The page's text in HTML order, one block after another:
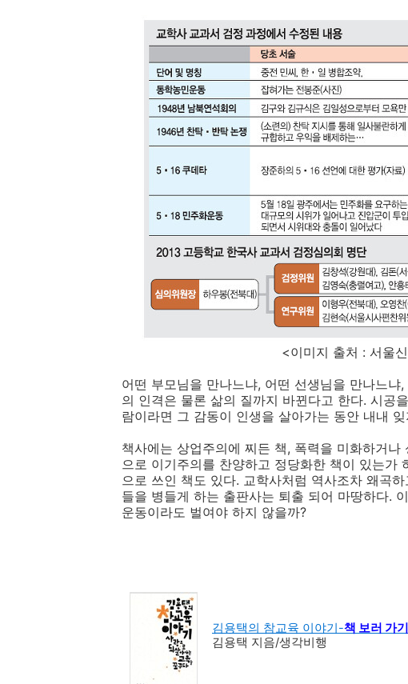
<이미지 출처 : 서울신문
어떤 부모님을 만나느냐, 어떤 선생님을 만나느
의 인격은 물론 삶의 질까지 바뀐다고 한다. 시공
람이라면 그 감동이 인생을 살아가는 동안 내내
책사에는 상업주의에 찌든 책, 폭력을 미화하거
으로 이기주의를 찬양하고 정당화한 책이 있는가
으로 쓰인 책도 있다. 교학사처럼 역사조차 왜곡
들을 병들게 하는 출판사는 퇴출 되어 마땅하다.
운동이라도 벌여야 하지 않을까?
김용택의 참교육 이야기-책 보러 가기
김용택 지음/생각비행